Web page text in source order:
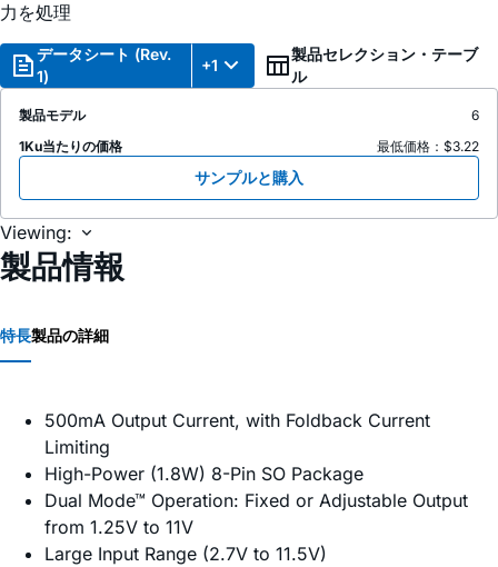
力を処理
データシート (Rev.
1)
+1
製品セレクション・テーブ
ル
製品モデル
6
1Ku当たりの価格
最低価格：$3.22
サンプルと購入
Viewing:
製品情報
特長製品の詳細
500mA Output Current, with Foldback Current
Limiting
High-Power (1.8W) 8-Pin SO Package
Dual Mode™ Operation: Fixed or Adjustable Output
from 1.25V to 11V
Large Input Range (2.7V to 11.5V)